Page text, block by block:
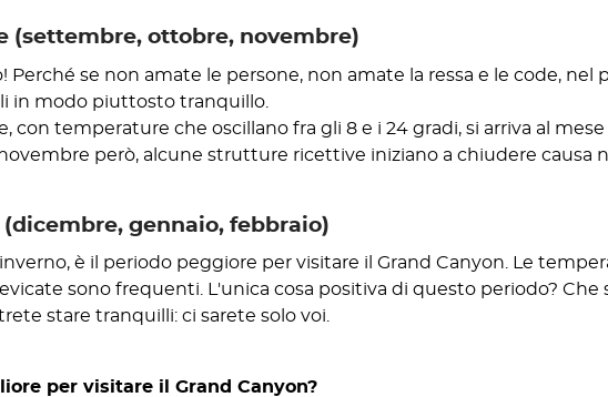
(settembre, ottobre, novembre)
Perché se non amate le persone, non amate la ressa e le code, nel
in modo piuttosto tranquillo.
con temperature che oscillano fra gli 8 e i 24 gradi, si arriva al
novembre però, alcune strutture ricettive iniziano a chiudere causa
gennaio, febbraio)
è il periodo peggiore per visitare il Grand Canyon. Le
sono frequenti. L'unica cosa positiva di questo periodo? Che
stare tranquilli: ci sarete solo voi.
per visitare il Grand Canyon?